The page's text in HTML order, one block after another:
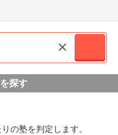
×
探す
の塾を判定します。